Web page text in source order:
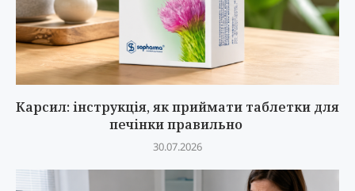
Карсил: інструкція, як приймати таблетки для
печінки правильно
30.07.2026